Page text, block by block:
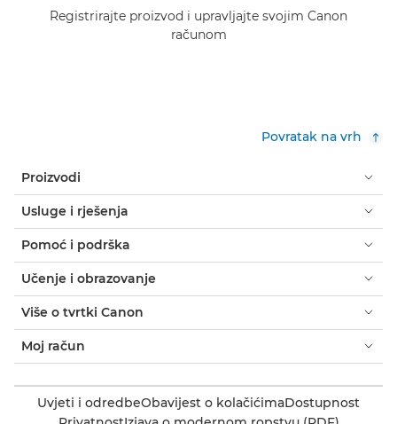
Registrirajte proizvod i upravljajte svojim Canon
računom
Povratak na vrh
Proizvodi
Usluge i rješenja
Pomoć i podrška
Učenje i obrazovanje
Više o tvrtki Canon
Moj račun
Uvjeti i odredbeObavijest o kolačićimaDostupnost